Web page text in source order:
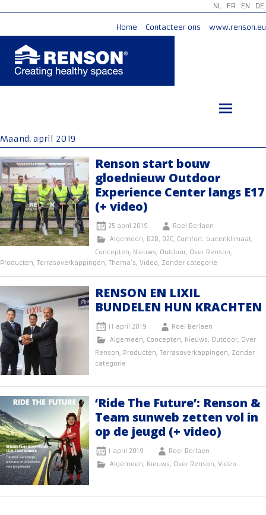
NL FR EN DE
Home Contacteer ons www.renson.eu
Maand: april 2019
Renson start bouw
gloednieuw Outdoor
Experience Center langs E17
(+ video)
25 april 2019
Roel Berlaen
Algemeen, B2B, B2C, Comfort. buitenklimaat,
Concepten, Nieuws, Outdoor, Over Renson,
Producten, Terrasoverkappingen, Thema's, Video, Zonder categorie
RENSON EN LIXIL
BUNDELEN HUN KRACHTEN
11 april 2019
Roel Berlaen
Algemeen, Concepten, Nieuws, Outdoor, Over
Renson, Producten, Terrasoverkappingen, Zonder
categorie
‘Ride The Future’: Renson &
Team sunweb zetten vol in
op de jeugd (+ video)
1 april 2019
Roel Berlaen
Algemeen, Nieuws, Over Renson, Video